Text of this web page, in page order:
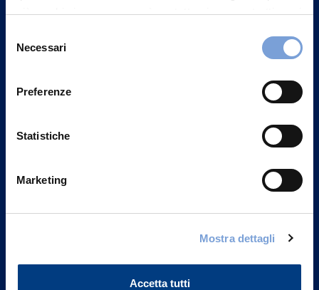
più su chi siamo, come può contattarci e come trattiamo i
può trovare nel footer del sito nella sezione "Informativa
delNecessari
Preferenze
Statistiche
Marketing
Mostra dettagli
Accetta tutti
Vittoria Assicurazioni S.p.A.